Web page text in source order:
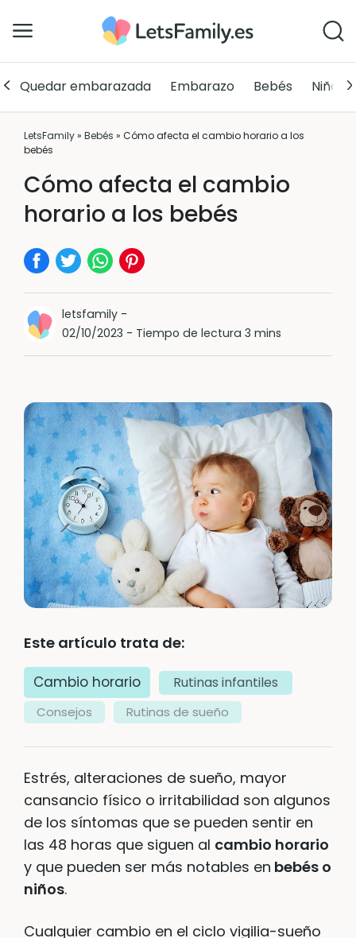
Quedar embarazada Embarazo Bebés Niños
LetsFamily» Bebés » Cómo afecta el cambio horario a los
bebés
Cómo afecta el cambio
horario a los bebés
letsfamily -
02/10/2023 - Tiempo de lectura 3 mins
Este artículo trata de:
Cambio horario Rutinas infantiles
Consejos Rutinas de sueño
Estrés, alteraciones de sueño, mayor
cansancio físico o irritabilidad son algunos
de los síntomas que se pueden sentir en
las 48 horas que siguen al cambio horario
y que pueden ser más notables en bebés o
niños.
Cualquier cambio en el ciclo vigilia-sueño